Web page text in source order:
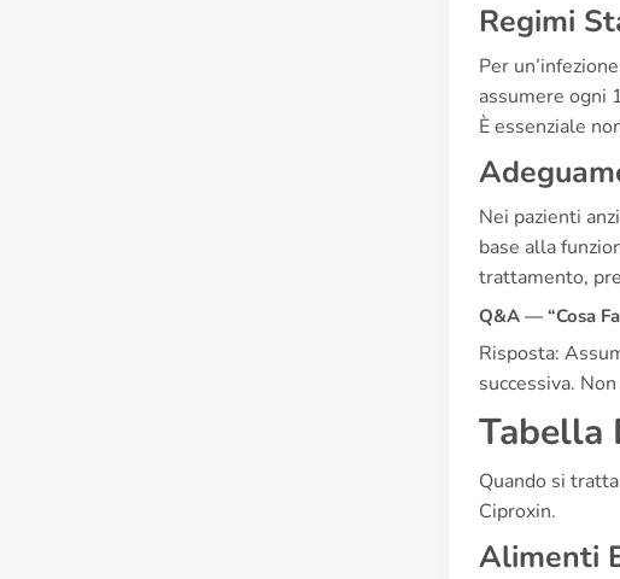
Regimi
Per
assumere ogni
È essenziale
Nei pazienti
base alla
trattamento,
Q&A — “Cosa
Risposta:
successiva.
Tabella
Quando si
Ciproxin.
Alimenti